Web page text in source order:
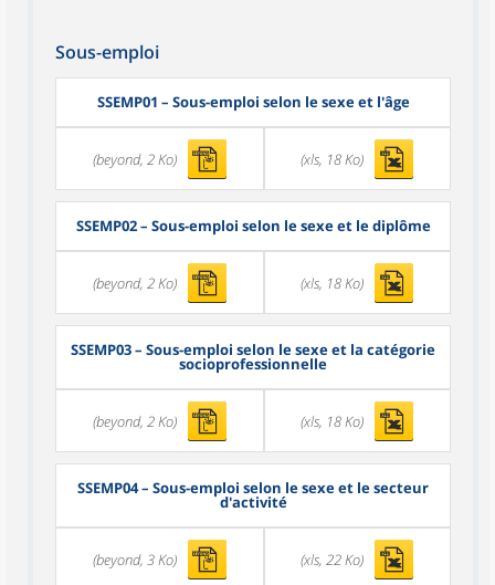
Sous-emploi
SSEMP01 – Sous-emploi selon le sexe et l'âge
(beyond, 2 Ko) (xls, 18 Ko)
SSEMP02– Sous-emploi selon le sexe et le diplôme
(beyond, 2 Ko) (xls, 18 Ko)
SSEMP03– Sous-emploi selon le sexe et la catégorie
socioprofessionnelle
(beyond, 2 Ko) (xls, 18 Ko)
SSEMP04– Sous-emploi selon le sexe et le secteur
d'activité
(beyond, 3 Ko) (xls, 22 Ko)